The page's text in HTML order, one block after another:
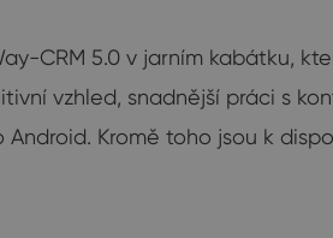
CRM 5.0 v jarním kabátku,
vzhled, snadnější práci s
Kromě toho jsou k